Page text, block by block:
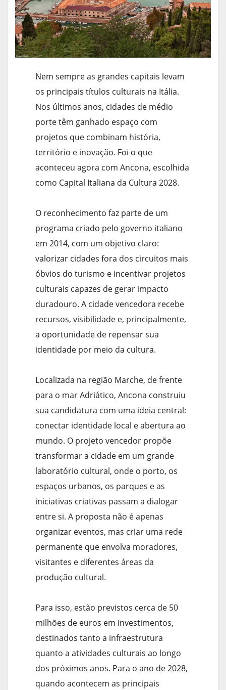
Nem sempre as grandes capitais levam
os principais títulos culturais na Itália.
Nos últimos anos, cidades de médio
porte têm ganhado espaço com
projetos que combinam história,
território e inovação. Foi o que
aconteceu agora com Ancona, escolhida
como Capital Italiana da Cultura 2028.
O reconhecimento faz parte de um
programa criado pelo governo italiano
em 2014, com um objetivo claro:
valorizar cidades fora dos circuitos mais
óbvios do turismo e incentivar projetos
culturais capazes de gerar impacto
duradouro. A cidade vencedora recebe
recursos, visibilidade e, principalmente,
a oportunidade de repensar sua
identidade por meio da cultura.
Localizada na região Marche, de frente
para o mar Adriático, Ancona construiu
sua candidatura com uma ideia central:
conectar identidade local e abertura ao
mundo. O projeto vencedor propõe
transformar a cidade em um grande
laboratório cultural, onde o porto, os
espaços urbanos, os parques e as
iniciativas criativas passam a dialogar
entre si. A proposta não é apenas
organizar eventos, mas criar uma rede
permanente que envolva moradores,
visitantes e diferentes áreas da
produção cultural.
Para isso, estão previstos cerca de 50
milhões de euros em investimentos,
destinados tanto a infraestrutura
quanto a atividades culturais ao longo
dos próximos anos. Para o ano de 2028,
quando acontecem as principais